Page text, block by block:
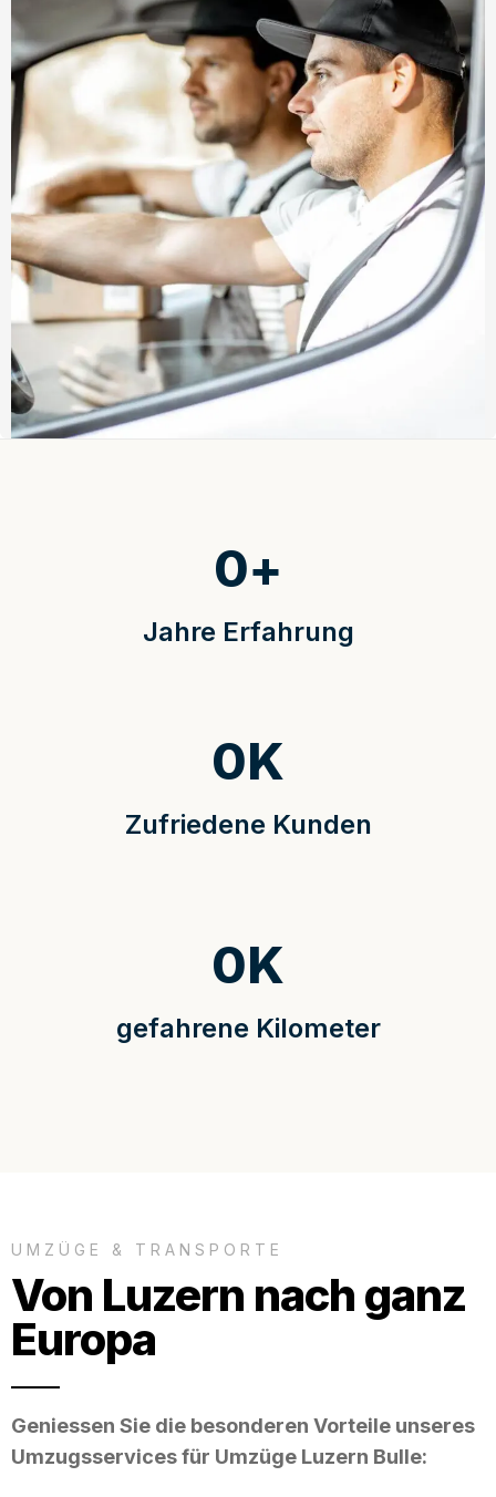
Jahre Erfahrung
0+
Zufriedene Kunden
0K
gefahrene Kilometer
0K
UMZÜGE & TRANSPORTE
Von Luzern nach ganz
Europa
Geniessen Sie die besonderen Vorteile unseres
Umzugsservices für Umzüge Luzern Bulle: